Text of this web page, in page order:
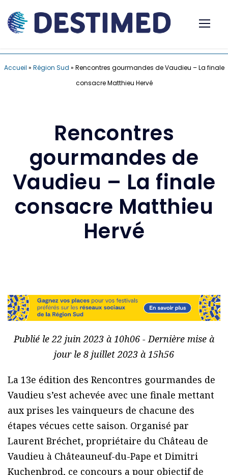
Accueil » Région Sud » Rencontres gourmandes de Vaudieu – La finale
consacre Matthieu Hervé
Rencontres
gourmandes de
Vaudieu – La finale
consacre Matthieu
Hervé
Publié le 22 juin 2023 à 10h06 - Dernière mise à
jour le 8 juillet 2023 à 15h56
La 13e édition des Rencontres gourmandes de
Vaudieu s’est achevée avec une finale mettant
aux prises les vainqueurs de chacune des
étapes vécues cette saison. Organisé par
Laurent Bréchet, propriétaire du Château de
Vaudieu à Châteauneuf-du-Pape et Dimitri
Kuchenbrod, ce concours a pour objectif de